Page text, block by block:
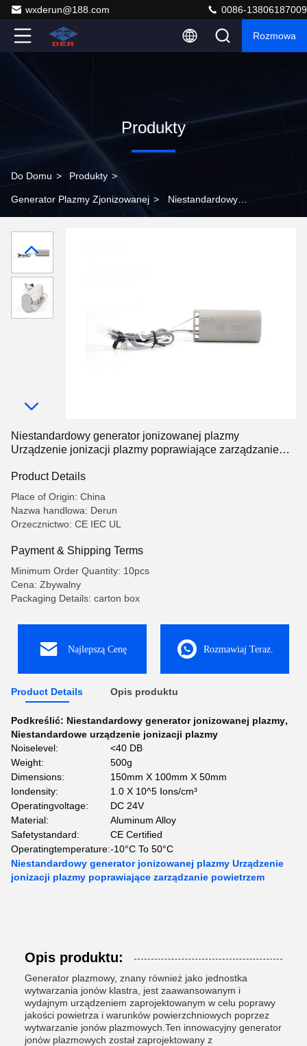
wxderun@188.com 0086-13806187009
Rozmowa
Produkty
Do Domu > Produkty >
Generator Plazmy Zjonizowanej > Niestandardowy
plazmy poprawiające zarządzanie powietrzem
Niestandardowy generator jonizowanej plazmy
Urządzenie jonizacji plazmy poprawiające zarządzanie
Product Details
Place of Origin: China
Nazwa handlowa: Derun
Orzecznictwo: CE IEC UL
Payment & Shipping Terms
Minimum Order Quantity: 10pcs
Cena: Zbywalny
Packaging Details: carton box
Najlepszą Cenę Rozmawiaj Teraz.
Product Details Opis produktu
Podkreślić: Niestandardowy generator jonizowanej plazmy,
Niestandardowe urządzenie jonizacji plazmy
Noiselevel:
<40 DB
Weight:
500g
Dimensions:
150mm X 100mm X 50mm
Iondensity:
1.0 X 10^5 Ions/cm³
Operatingvoltage:
DC 24V
Material:
Aluminum Alloy
Safetystandard:
CE Certified
Operatingtemperature:-10°C To 50°C
Niestandardowy generator jonizowanej plazmy Urządzenie
jonizacji plazmy poprawiające zarządzanie powietrzem
Opis produktu:
Generator plazmowy, znany również jako jednostka
wytwarzania jonów klastra, jest zaawansowanym i
wydajnym urządzeniem zaprojektowanym w celu poprawy
jakości powietrza i warunków powierzchniowych poprzez
wytwarzanie jonów plazmowych.Ten innowacyjny generator
jonów plazmowych został zaprojektowany z